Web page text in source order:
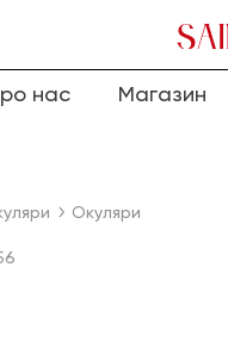
нас Магазин
Окуляри